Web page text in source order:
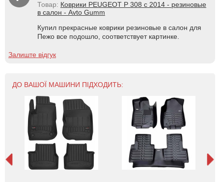
Товар: Коврики PEUGEOT P 308 с 2014 - резиновые
в салон - Avto Gumm
Купил прекрасные коврики резиновые в салон для
Пежо все подошло, соответствует картинке.
Залиште відгук
ДО ВАШОЇ МАШИНИ ПІДХОДИТЬ: